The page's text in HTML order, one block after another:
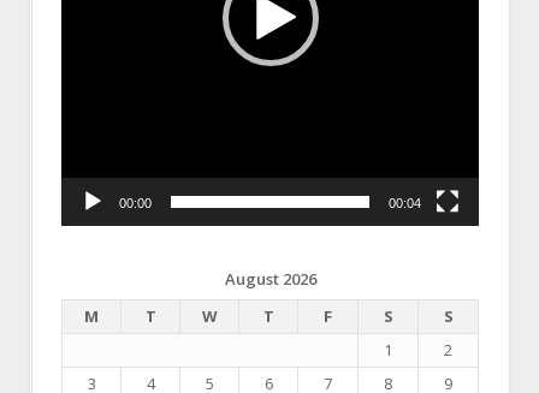
00:00 00:04
August 2026
M
T W T F S
S
1
2
3
4 5 6 7 8
9